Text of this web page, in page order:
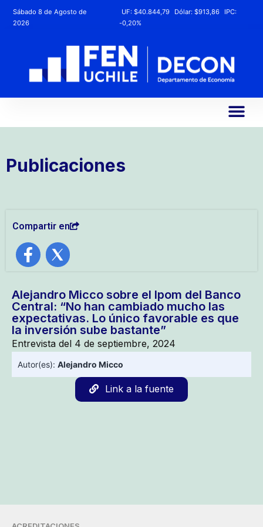
Sábado 8 de Agosto de
2026
UF:$40.844,79 Dólar:$913,86
IPC:
-0,20%
Publicaciones
Compartir en
Alejandro Micco sobre el Ipom del Banco
Central: “No han cambiado mucho las
expectativas. Lo único favorable es que
la inversión sube bastante”
Entrevista del 4 de septiembre, 2024
Autor(es): Alejandro Micco
Link a la fuente